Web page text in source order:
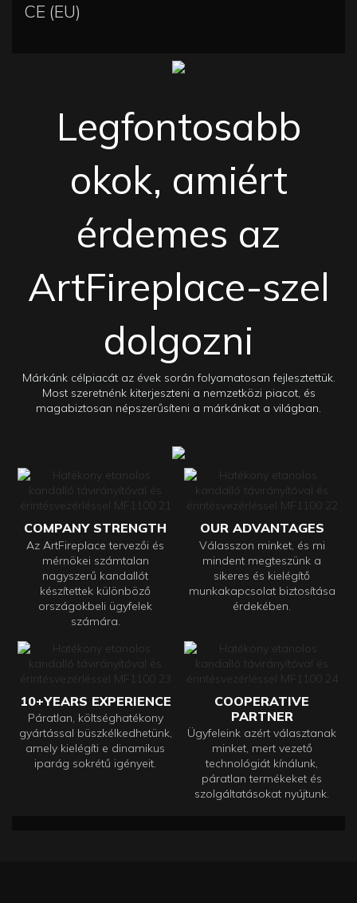
CE (EU)
Legfontosabb
okok, amiért
érdemes az
ArtFireplace-szel
dolgozni
Márkánk célpiacát az évek során folyamatosan fejlesztettük.
Most szeretnénk kiterjeszteni a nemzetközi piacot, és
magabiztosan népszerűsíteni a márkánkat a világban.
COMPANY STRENGTH
Az ArtFireplace tervezői és
mérnökei számtalan
nagyszerű kandallót
készítettek különböző
országokbeli ügyfelek
számára.
OUR ADVANTAGES
Válasszon minket, és mi
mindent megteszünk a
sikeres és kielégítő
munkakapcsolat biztosítása
érdekében.
10+YEARS EXPERIENCE
Páratlan, költséghatékony
gyártással büszkélkedhetünk,
amely kielégíti e dinamikus
iparág sokrétű igényeit.
COOPERATIVE
PARTNER
Ügyfeleink azért választanak
minket, mert vezető
technológiát kínálunk,
páratlan termékeket és
szolgáltatásokat nyújtunk.